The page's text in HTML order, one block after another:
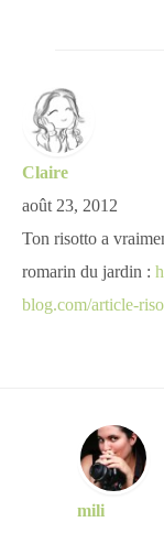
Claire
août 23, 2012
Ton risotto a
romarin du jardin :
blog.com/article-
mili